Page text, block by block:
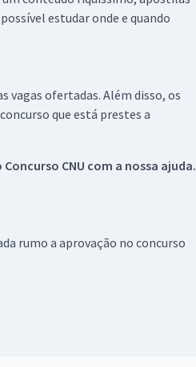
estudar onde e quando
vagas ofertadas. Além disso, os
que está prestes a
Concurso CNU com a nossa ajuda.
rumo a aprovação no concurso